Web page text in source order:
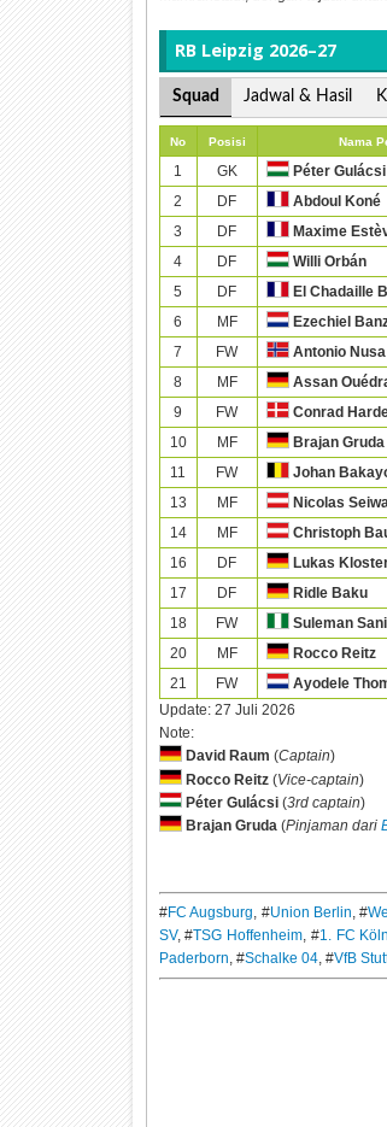
RB Leipzig 2026–27
Squad Jadwal & Hasil
No Posisi Nama
1 GK
Péter Gulácsi
2
DF
Abdoul Koné
3
DF
Maxime
4
DF
Willi Orbán
5
DF
El Chadaille
6
MF
Ezechiel
7
FW
Antonio Nusa
8
MF
Assan
9
FW
Conrad
10
MF
Brajan Gruda
11
FW
Johan
13
MF
Nicolas
14
MF
Christoph
16
DF
Lukas
17
DF
Ridle Baku
18
FW
Suleman Sani
20
MF
Rocco Reitz
21
FW Ayodele
Update: 27 Juli 2026
Note:
David Raum (Captain)
Rocco Reitz(Vice-captain)
Péter Gulácsi(3rd captain)
Brajan Gruda(Pinjaman dari
#FC Augsburg , #Union Berlin , #
SV, #TSG Hoffenheim , #1. FC Köln
Paderborn , #Schalke 04, #VfB